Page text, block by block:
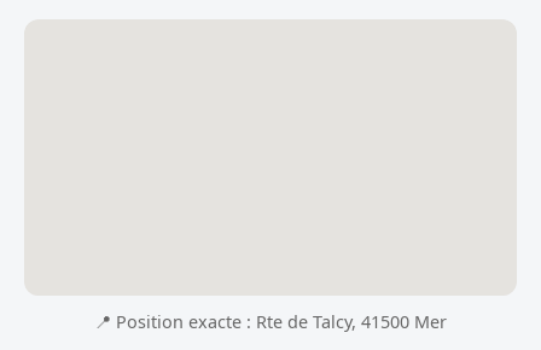
📍 Position exacte : Rte de Talcy, 41500 Mer